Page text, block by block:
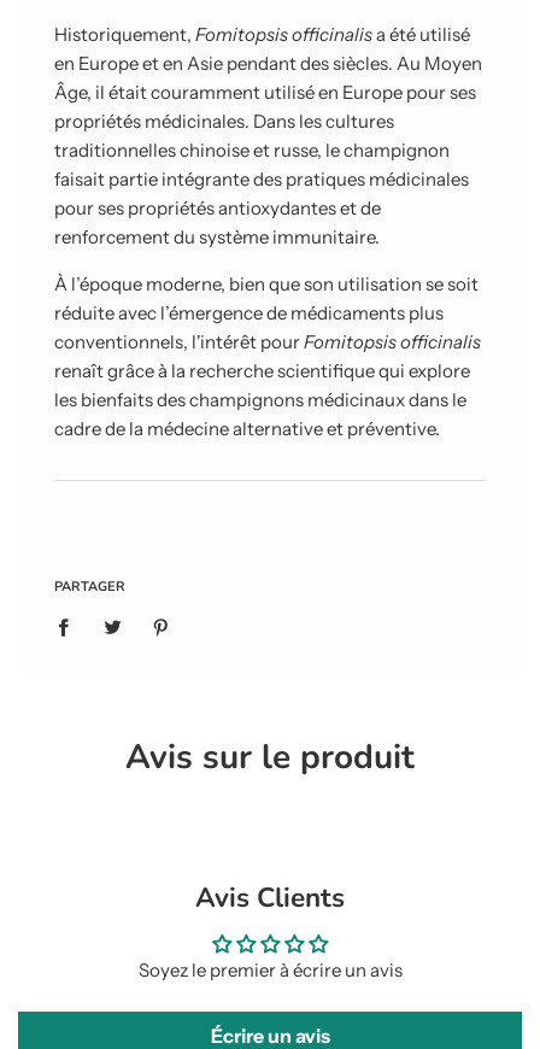
Historiquement, Fomitopsis officinalisa été utilisé
en Europe et en Asie pendant des siècles. Au Moyen
Âge, il était couramment utilisé en Europe pour ses
propriétés médicinales. Dans les cultures
traditionnelles chinoise et russe, le champignon
faisait partie intégrante des pratiques médicinales
pour ses propriétés antioxydantes et de
renforcement du système immunitaire.
À l’époque moderne, bien que son utilisation se soit
réduite avec l’émergence de médicaments plus
conventionnels, l'intérêt pourFomitopsis officinalis
renaît grâce à la recherche scientifique qui explore
les bienfaits des champignons médicinaux dans le
cadre de la médecine alternative et préventive.
PARTAGER
Avis sur le produit
Avis Clients
Soyez le premier à écrire un avis
Écrire un avis